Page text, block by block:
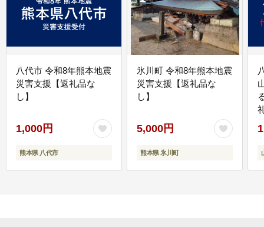
八代市 令和8年熊本地震
災害支援【返礼品な
し】
1,000円
熊本県 八代市
氷川町 令和8年熊本地震
災害支援【返礼品な
し】
5,000円
熊本県 氷川町